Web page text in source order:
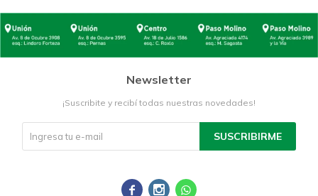
Newsletter
¡Suscribite y recibí todas nuestras novedades!
SUSCRIBIRME
  